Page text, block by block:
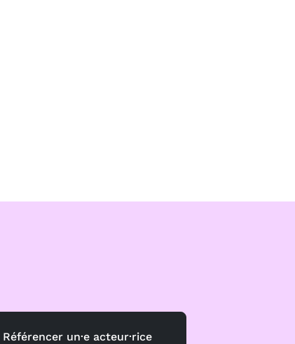
Référencer un·e acteur·rice